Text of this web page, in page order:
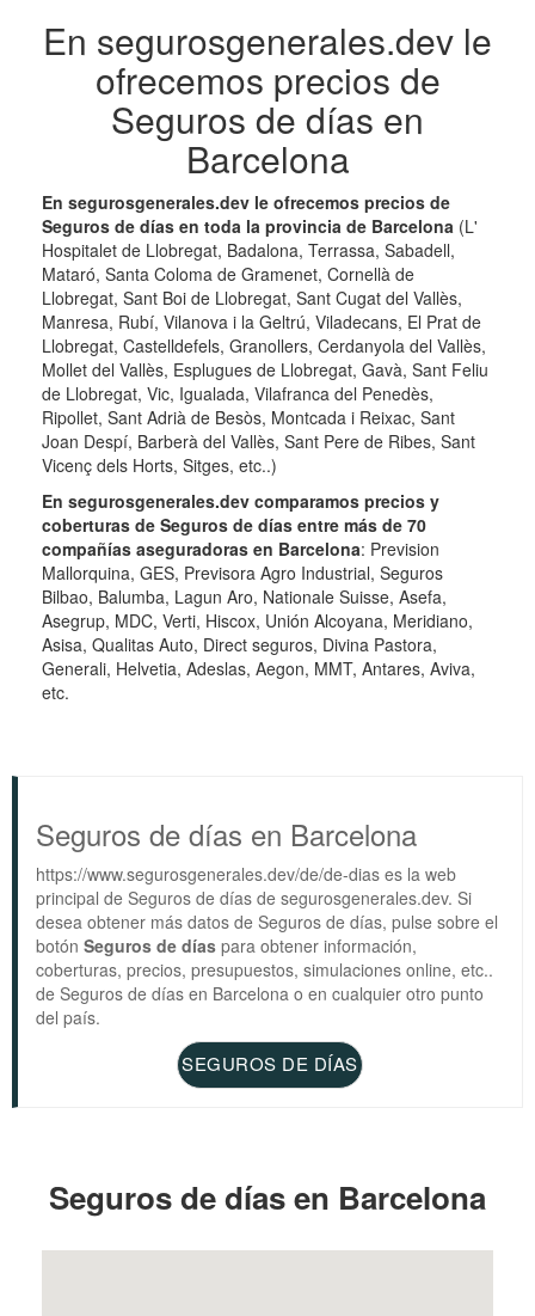
En segurosgenerales.dev le
ofrecemos precios de
Seguros de días en
Barcelona
En segurosgenerales.dev le ofrecemos precios de
Seguros de días en toda la provincia de Barcelona (L'
Hospitalet de Llobregat, Badalona, Terrassa, Sabadell,
Mataró, Santa Coloma de Gramenet, Cornellà de
Llobregat, Sant Boi de Llobregat, Sant Cugat del Vallès,
Manresa, Rubí, Vilanova i la Geltrú, Viladecans, El Prat de
Llobregat, Castelldefels, Granollers, Cerdanyola del Vallès,
Mollet del Vallès, Esplugues de Llobregat, Gavà, Sant Feliu
de Llobregat, Vic, Igualada, Vilafranca del Penedès,
Ripollet, Sant Adrià de Besòs, Montcada i Reixac, Sant
Joan Despí, Barberà del Vallès, Sant Pere de Ribes, Sant
Vicenç dels Horts, Sitges, etc..)
En segurosgenerales.dev comparamos precios y
coberturas de Seguros de días entre más de 70
compañías aseguradoras en Barcelona: Prevision
Mallorquina, GES, Previsora Agro Industrial, Seguros
Bilbao, Balumba, Lagun Aro, Nationale Suisse, Asefa,
Asegrup, MDC, Verti, Hiscox, Unión Alcoyana, Meridiano,
Asisa, Qualitas Auto, Direct seguros, Divina Pastora,
Generali, Helvetia, Adeslas, Aegon, MMT, Antares, Aviva,
etc.
Seguros de días en Barcelona
https://www.segurosgenerales.dev/de/de-dias es la web
principal de Seguros de días de segurosgenerales.dev. Si
desea obtener más datos de Seguros de días, pulse sobre el
botón Seguros de días para obtener información,
coberturas, precios, presupuestos, simulaciones online, etc..
de Seguros de días en Barcelona o en cualquier otro punto
del país.
SEGUROS DE DÍAS
Seguros de días en Barcelona